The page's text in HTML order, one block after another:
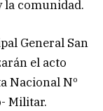
la comunidad.
General San
el acto
Nacional Nº
Militar.